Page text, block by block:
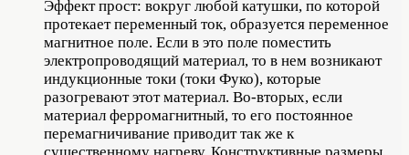
Эффект прост: вокруг любой катушки, по которой
протекает переменный ток, образуется переменное
магнитное поле. Если в это поле поместить
электропроводящий материал, то в нем возникают
индукционные токи (токи Фуко), которые
разогревают этот материал. Во-вторых, если
материал ферромагнитный, то его постоянное
перемагничивание приводит так же к